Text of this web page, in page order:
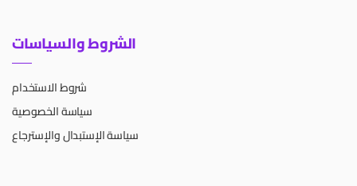
الشروط والسياسات
شروط الاستخدام
سياسة الخصوصية
سياسة الإستبدال والإسترجاع